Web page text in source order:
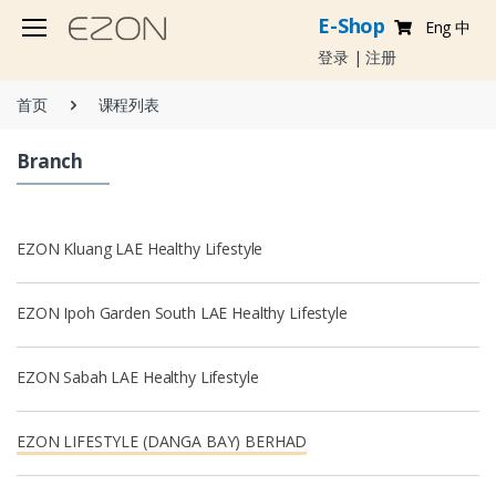
E-Shop Eng 中
登录 | 注册
首页 课程列表
Branch
EZON Kluang LAE Healthy Lifestyle
EZON Ipoh Garden South LAE Healthy Lifestyle
EZON Sabah LAE Healthy Lifestyle
EZON LIFESTYLE (DANGA BAY) BERHAD